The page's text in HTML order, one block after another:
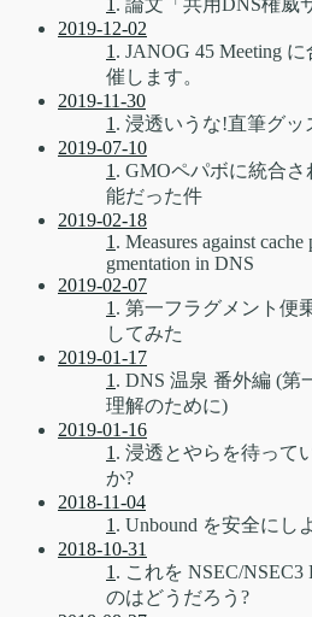
2019-12-02
1 . JANOG 45 Meeting
催します。
2019-11-30
1 . 浸透いうな!直筆グッ
2019-07-10
1 . GMOペパボに統合
能だった件
2019-02-18
1 . Measures against
gmentation in DNS
2019-02-07
1 . 第一フラグメント便
してみた
2019-01-17
1 . DNS 温泉 番外編 (第
理解のために)
2019-01-16
1 . 浸透とやらを待って
か?
2018-11-04
1 . Unbound を安全にし
2018-10-31
1 . これを NSEC/NSEC3
のはどうだろう?